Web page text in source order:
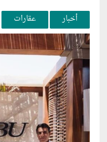
أخبار عقارات